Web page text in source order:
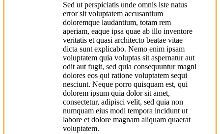
Sed ut perspiciatis unde omnis iste natus
error sit voluptatem accusantium
doloremque laudantium, totam rem
aperiam, eaque ipsa quae ab illo inventore
veritatis et quasi architecto beatae vitae
dicta sunt explicabo. Nemo enim ipsam
voluptatem quia voluptas sit aspernatur aut
odit aut fugit, sed quia consequuntur magni
dolores eos qui ratione voluptatem sequi
nesciunt. Neque porro quisquam est, qui
dolorem ipsum quia dolor sit amet,
consectetur, adipisci velit, sed quia non
numquam eius modi tempora incidunt ut
labore et dolore magnam aliquam quaerat
voluptatem.